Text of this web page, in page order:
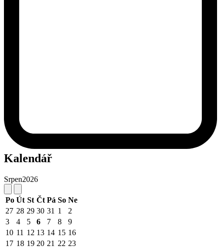
Kalendář
Srpen2026
Po Út St Čt Pá So Ne
27 28 29 30 31 1
2
3
4 5 6 7 8
9
10 11 12 13 14 15 16
17 18 19 20 21 22 23